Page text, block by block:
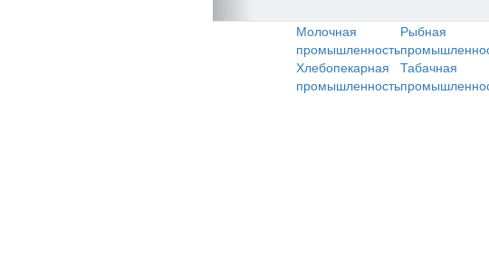
Молочная
промышленность
Рыбная
Хлебопекарная
промышленность
Табачная